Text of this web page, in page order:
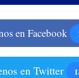
en Facebook
en Twitter